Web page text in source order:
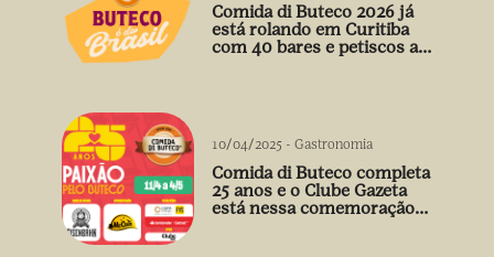
Comida di Buteco 2026 já
está rolando em Curitiba
com 40 bares e petiscos a
10/04/2025 - Gastronomia
Comida di Buteco completa
25 anos e o Clube Gazeta
está nessa comemoração